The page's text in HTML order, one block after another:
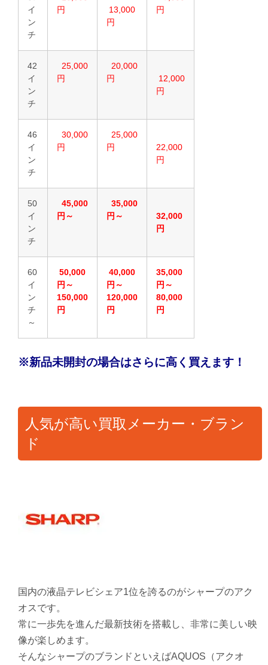
イ
ン
チ
円
13,000
円
円
42
イ
ン
チ
25,000
円
20,000
円
12,000
円
46
イ
ン
チ
30,000
円
25,000
円
22,000
円
50
イ
ン
チ
45,000
円～
35,000
円～
32,000
円
60
イ
ン
チ
～
50,000
円～
150,000
円
40,000
円～
120,000
円
35,000
円～
80,000
円
※新品未開封の場合はさらに高く買えます！
人気が高い買取メーカー・ブラン
ド
国内の液晶テレビシェア1位を誇るのがシャープのアク
オスです。
常に一歩先を進んだ最新技術を搭載し、非常に美しい映
像が楽しめます。
そんなシャープのブランドといえばAQUOS（アクオ